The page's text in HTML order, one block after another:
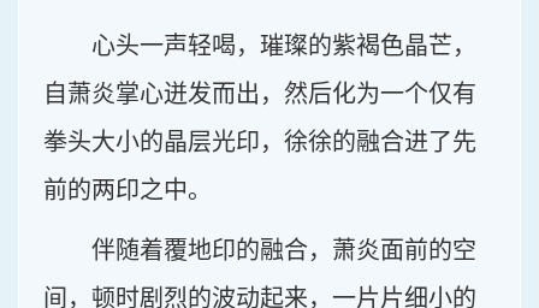
心头一声轻喝，璀璨的紫褐色晶芒，
自萧炎掌心迸发而出，然后化为一个仅有
拳头大小的晶层光印，徐徐的融合进了先
前的两印之中。
伴随着覆地印的融合，萧炎面前的空
间，顿时剧烈的波动起来，一片片细小的